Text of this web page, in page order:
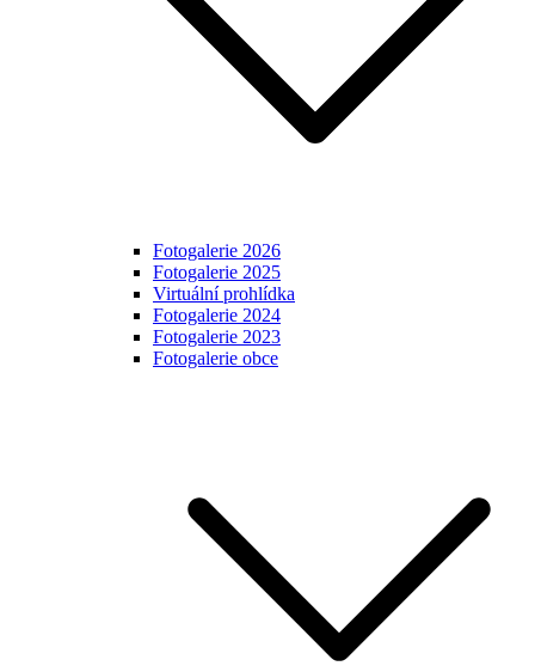
Fotogalerie 2026
Fotogalerie 2025
Virtuální prohlídka
Fotogalerie 2024
Fotogalerie 2023
Fotogalerie obce